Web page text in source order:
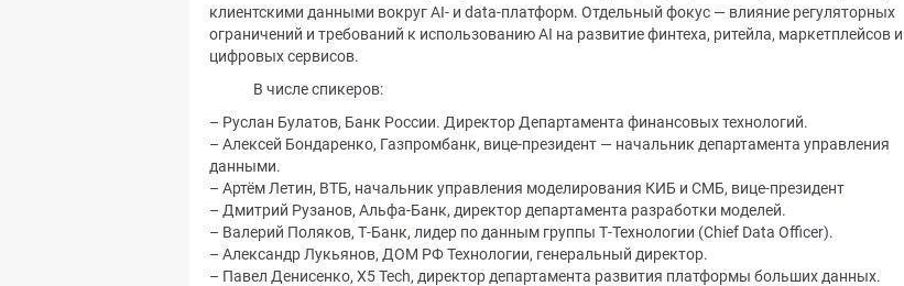
клиентскими данными вокруг AI- и data-платформ. Отдельный фокус — влияние регуляторных
ограничений и требований к использованию AI на развитие финтеха, ритейла, маркетплейсов и
цифровых сервисов.
В числе спикеров:
– Руслан Булатов, Банк России. Директор Департамента финансовых технологий.
– Алексей Бондаренко, Газпромбанк, вице-президент — начальник департамента управления
данными.
– Артём Летин, ВТБ, начальник управления моделирования КИБ и СМБ, вице-президент
– Дмитрий Рузанов, Альфа-Банк, директор департамента разработки моделей.
– Валерий Поляков, Т-Банк, лидер по данным группы Т-Технологии (Chief Data Officer).
– Александр Лукьянов, ДОМ РФ Технологии, генеральный директор.
– Павел Денисенко, X5 Tech, директор департамента развития платформы больших данных.